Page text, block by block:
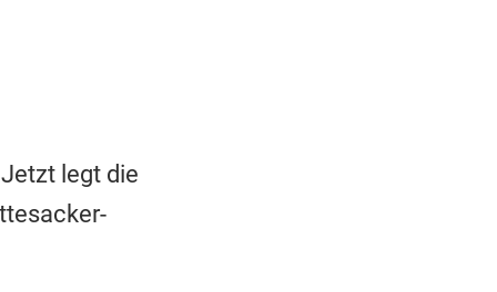
legt die